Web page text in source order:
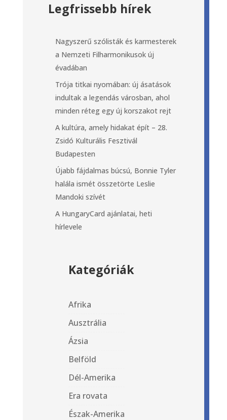
Legfrissebb hírek
Nagyszerű szólisták és karmesterek
a Nemzeti Filharmonikusok új
évadában
Trója titkai nyomában: új ásatások
indultak a legendás városban, ahol
minden réteg egy új korszakot rejt
A kultúra, amely hidakat épít – 28.
Zsidó Kulturális Fesztivál
Budapesten
Újabb fájdalmas búcsú, Bonnie Tyler
halála ismét összetörte Leslie
Mandoki szívét
A HungaryCard ajánlatai, heti
hírlevele
Kategóriák
Afrika
Ausztrália
Ázsia
Belföld
Dél-Amerika
Era rovata
Észak-Amerika